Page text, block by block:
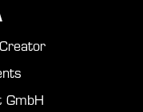
GmbH